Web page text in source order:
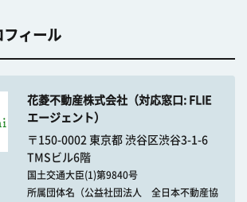
フィール
花菱不動産株式会社（対応窓口: FLIE
エージェント）
〒150-0002 東京都 渋谷区渋谷3-1-6
TMSビル6階
国土交通大臣(1)第9840号
所属団体名（公益社団法人 全日本不動産協